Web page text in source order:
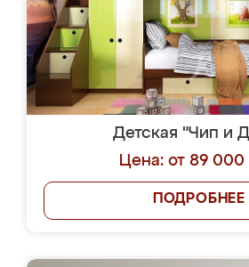
Детская "Чип и
Цена: от 89 000
ПОДРОБНЕЕ